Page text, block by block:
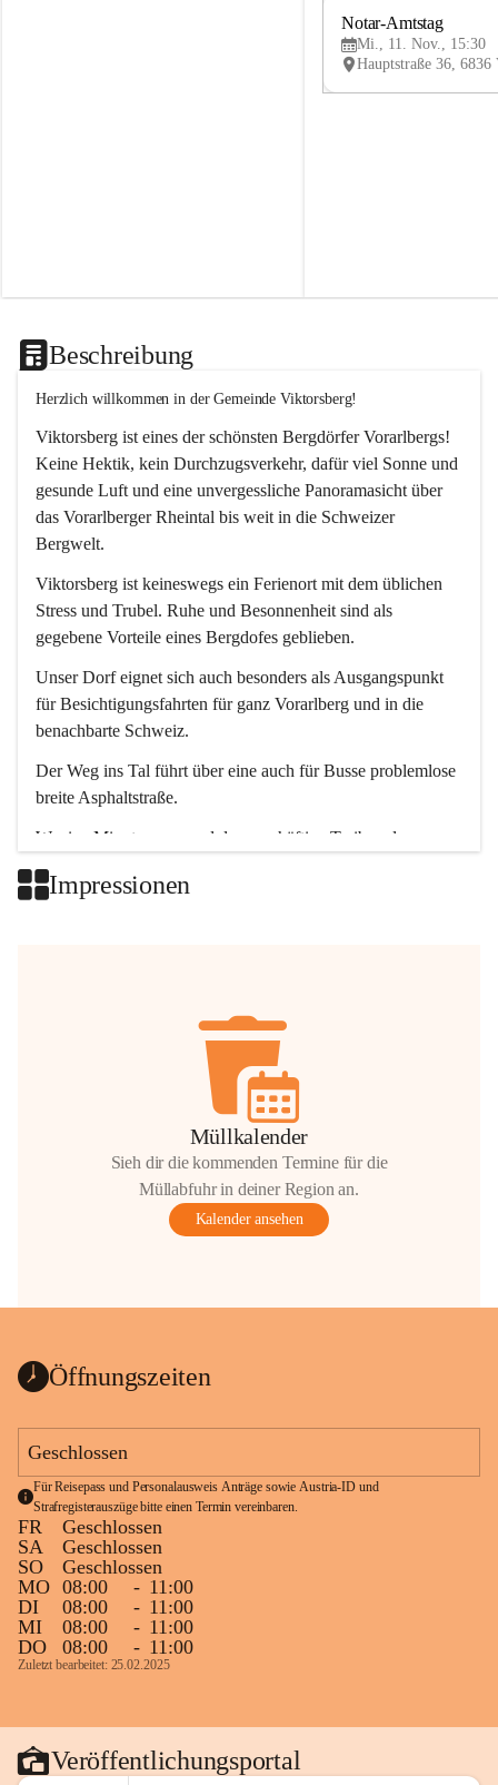
Notar-Amtstag
Mi., 11. Nov., 15:30
Beschreibung
Herzlich willkommen in der Gemeinde Viktorsberg!
Viktorsberg ist eines der schönsten Bergdörfer Vorarlbergs!
Keine Hektik, kein Durchzugsverkehr, dafür viel Sonne und
gesunde Luft und eine unvergessliche Panoramasicht über
das Vorarlberger Rheintal bis weit in die Schweizer
Bergwelt.
Viktorsberg ist keineswegs ein Ferienort mit dem üblichen
Stress und Trubel. Ruhe und Besonnenheit sind als
gegebene Vorteile eines Bergdofes geblieben.
Unser Dorf eignet sich auch besonders als Ausgangspunkt
für Besichtigungsfahrten für ganz Vorarlberg und in die
benachbarte Schweiz.
Der Weg ins Tal führt über eine auch für Busse problemlose
breite Asphaltstraße.
Wenige Minuten nur, und das geschäftige Treiben der
Impressionen
Müllkalender
Sieh dir die kommenden Termine für die
Müllabfuhr in deiner Region an.
Kalender ansehen
Öffnungszeiten
Geschlossen
Für Reisepass und Personalausweis Anträge sowie Austria-ID und
Strafregisterauszüge bitte einen Termin vereinbaren.
FR
Geschlossen
SA
Geschlossen
SO
Geschlossen
MO 08:00 - 11:00
DI
08:00 - 11:00
MI
08:00 - 11:00
DO
08:00 - 11:00
Zuletzt bearbeitet: 25.02.2025
Veröffentlichungsportal